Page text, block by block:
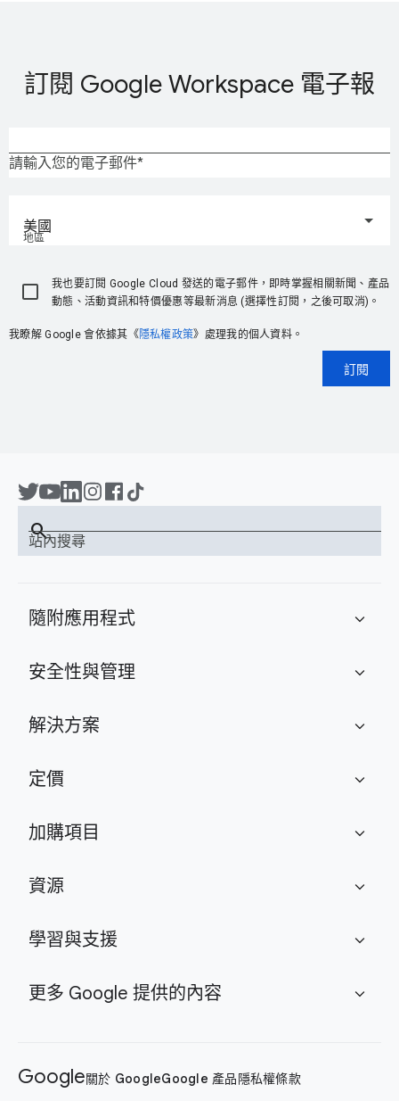
訂閱 Google Workspace 電子報
請輸入您的電子郵件
地區
美國
我也要訂閱 Google Cloud 發送的電子郵件，即時掌握相關新聞、產品
動態、活動資訊和特價優惠等最新消息 (選擇性訂閱，之後可取消)。
我瞭解 Google 會依據其《隱私權政策》處理我的個人資料。
訂閱
站內搜尋
search
隨附應用程式 expand_more
安全性與管理 expand_more
解決方案 expand_more
定價 expand_more
加購項目 expand_more
資源 expand_more
學習與支援 expand_more
更多 Google 提供的內容 expand_more
Google關於 GoogleGoogle 產品隱私權條款